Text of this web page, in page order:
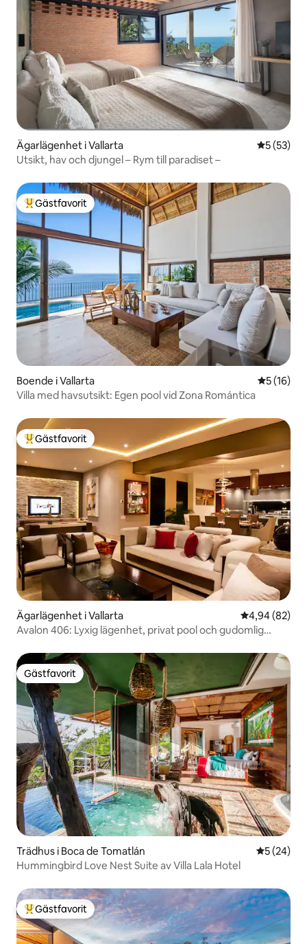
Ägarlägenhet i Vallarta 5 av 5 i
5 (53)
Utsikt, hav och djungel – Rym till paradiset –
Populär gästfavorit
Gästfavorit
Boende i Vallarta 5 av 5 i
5 (16)
Villa med havsutsikt: Egen pool vid Zona Romántica
Populär gästfavorit
Gästfavorit
Ägarlägenhet i Vallarta 4,94 av 5 i
4,94 (82)
Avalon 406: Lyxig lägenhet, privat pool och gudomlig
Gästfavorit
Gästfavorit
Trädhus i Boca de Tomatlán 5 av 5 i
5 (24)
Hummingbird Love Nest Suite av Villa Lala Hotel
Populär gästfavorit
Gästfavorit